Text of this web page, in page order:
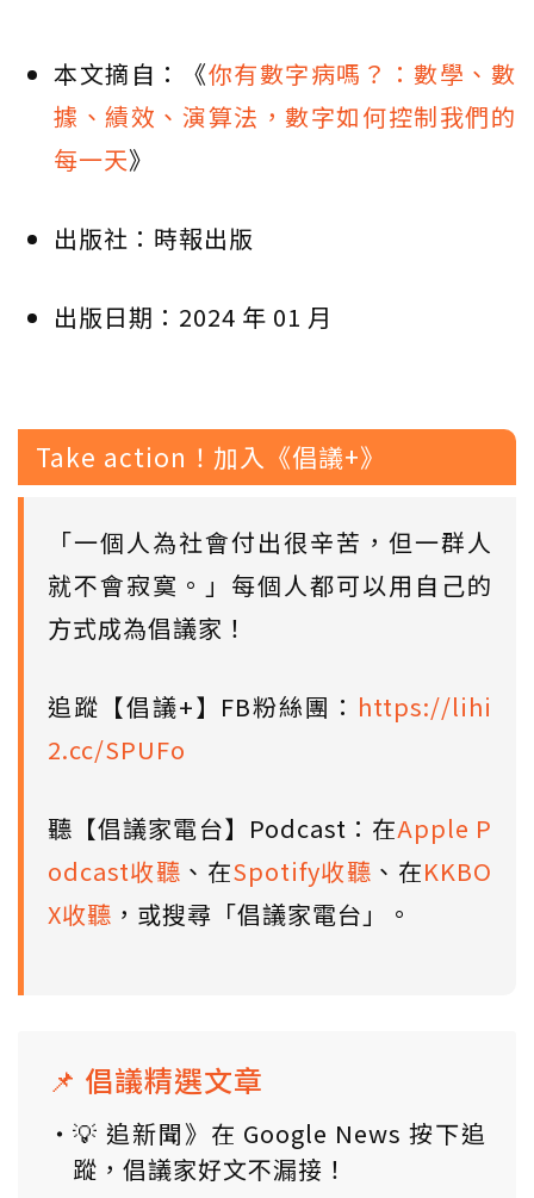
本文摘自：《你有數字病嗎？：數學、數
據、績效、演算法，數字如何控制我們的
每一天》
出版社：時報出版
出版日期：2024 年 01 月
Take action！加入《倡議+》
「一個人為社會付出很辛苦，但一群人
就不會寂寞。」每個人都可以用自己的
方式成為倡議家！
追蹤【倡議+】FB粉絲團： https://lihi
2.cc/SPUFo
聽【倡議家電台】Podcast：在Apple P
odcast收聽 、在Spotify收聽 、在KKBO
X收聽 ，或搜尋「倡議家電台」。
📌 倡議精選文章
💡 追新聞》在 Google News 按下追
蹤，倡議家好文不漏接！